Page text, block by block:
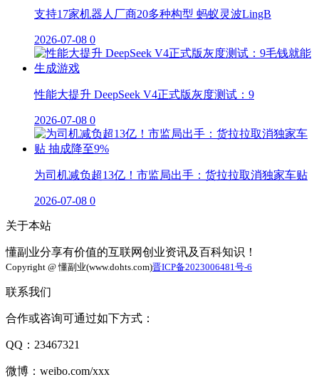
支持17家机器人厂商20多种构型 蚂蚁灵波LingB
2026-07-08 0
性能大提升 DeepSeek V4正式版灰度测试：9
2026-07-08 0
为司机减负超13亿！市监局出手：货拉拉取消独家车贴
2026-07-08 0
关于本站
懂副业分享有价值的互联网创业资讯及百科知识！
Copyright @ 懂副业(www.dohts.com)晋ICP备2023006481号-6
联系我们
合作或咨询可通过如下方式：
QQ：23467321
微博：weibo.com/xxx